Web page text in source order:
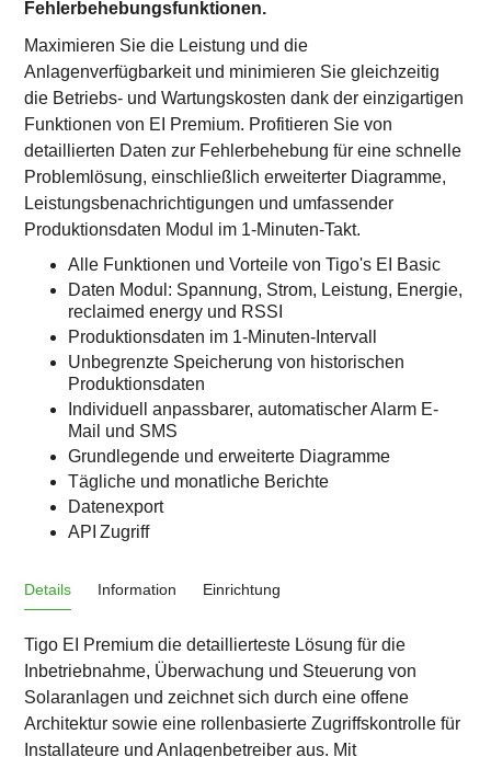
Fehlerbehebungsfunktionen.
Maximieren Sie die Leistung und die
Anlagenverfügbarkeit und minimieren Sie gleichzeitig
die Betriebs- und Wartungskosten dank der einzigartigen
Funktionen von EI Premium. Profitieren Sie von
detaillierten Daten zur Fehlerbehebung für eine schnelle
Problemlösung, einschließlich erweiterter Diagramme,
Leistungsbenachrichtigungen und umfassender
Produktionsdaten Modul im 1-Minuten-Takt.
Alle Funktionen und Vorteile von Tigo's EI Basic
Daten Modul: Spannung, Strom, Leistung, Energie,
reclaimed energy und RSSI
Produktionsdaten im 1-Minuten-Intervall
Unbegrenzte Speicherung von historischen
Produktionsdaten
Individuell anpassbarer, automatischer Alarm E-
Mail und SMS
Grundlegende und erweiterte Diagramme
Tägliche und monatliche Berichte
Datenexport
API Zugriff
Details Information Einrichtung
Tigo EI Premium die detaillierteste Lösung für die
Inbetriebnahme, Überwachung und Steuerung von
Solaranlagen und zeichnet sich durch eine offene
Architektur sowie eine rollenbasierte Zugriffskontrolle für
Installateure und Anlagenbetreiber aus. Mit